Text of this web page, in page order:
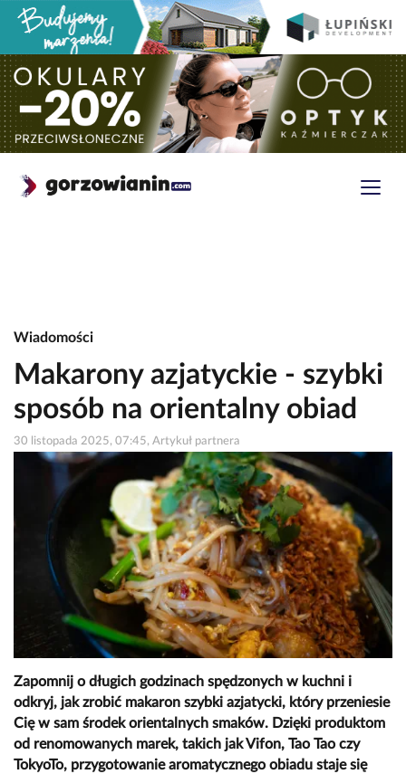
Wiadomości
Makarony azjatyckie - szybki
sposób na orientalny obiad
30 listopada 2025, 07:45, Artykuł partnera
Zapomnij o długich godzinach spędzonych w kuchni i
odkryj, jak zrobić makaron szybki azjatycki, który przeniesie
Cię w sam środek orientalnych smaków. Dzięki produktom
od renomowanych marek, takich jak Vifon, Tao Tao czy
TokyoTo, przygotowanie aromatycznego obiadu staje się